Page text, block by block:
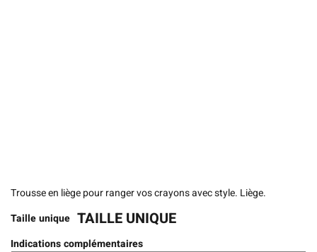
Trousse en liège pour ranger vos crayons avec style. Liège.
Taille unique TAILLE UNIQUE
Indications complémentaires